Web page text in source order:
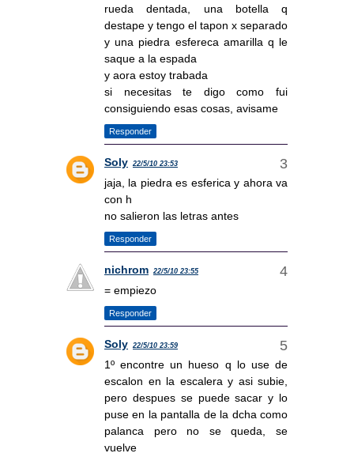
rueda dentada, una botella q
destape y tengo el tapon x separado
y una piedra esfereca amarilla q le
saque a la espada
y aora estoy trabada
si necesitas te digo como fui
consiguiendo esas cosas, avisame
Responder
Soly 22/5/10 23:53
jaja, la piedra es esferica y ahora va
con h
no salieron las letras antes
Responder
nichrom 22/5/10 23:55
= empiezo
Responder
Soly 22/5/10 23:59
1º encontre un hueso q lo use de
escalon en la escalera y asi subie,
pero despues se puede sacar y lo
puse en la pantalla de la dcha como
palanca pero no se queda, se
vuelve